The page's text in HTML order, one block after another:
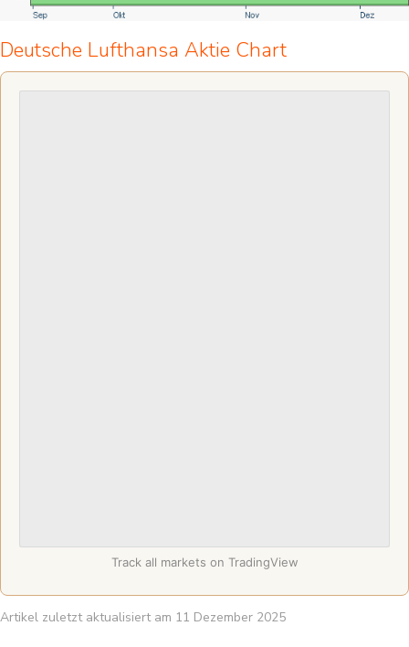
Deutsche Lufthansa Aktie Chart
Track all markets on TradingView
Artikel zuletzt aktualisiert am 11 Dezember 2025